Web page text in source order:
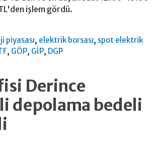
işlem gördü.
piyasası, elektrik borsası, spot elektrik
, GÖP, GİP, DGP
Derince
depolama bedeli